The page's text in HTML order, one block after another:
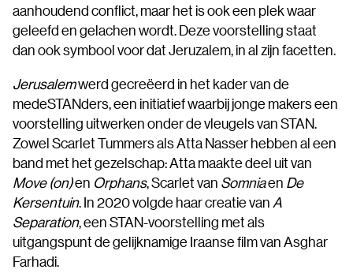
aanhoudend conflict, maar het is ook een plek waar
geleefd en gelachen wordt. Deze voorstelling staat
dan ook symbool voor dat Jeruzalem, in al zijn facetten.
Jerusalemwerd gecreëerd in het kader van de
medeSTANders, een initiatief waarbij jonge makers een
voorstelling uitwerken onder de vleugels van STAN.
Zowel Scarlet Tummers als Atta Nasser hebben al een
band met het gezelschap: Atta maakte deel uit van
Move (on)en Orphans, Scarlet van Somniaen De
Kersentuin. In 2020 volgde haar creatie van A
Separation, een STAN-voorstelling met als
uitgangspunt de gelijknamige Iraanse film van Asghar
Farhadi.